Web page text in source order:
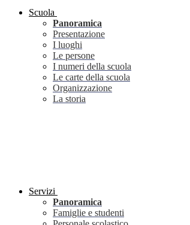
Scuola
Panoramica
Presentazione
I luoghi
Le persone
I numeri della scuola
Le carte della scuola
Organizzazione
La storia
Servizi
Panoramica
Famiglie e studenti